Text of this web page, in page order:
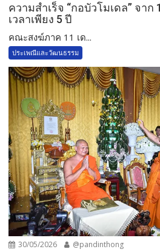
ความสำเร็จ “กอบัวโมเดล” จาก
เวลาเพียง 5 ปี
คณะสงฆ์ภาค 11 เด...
ประเพณีและวัฒนธรรม
30/05/2026 @pandinthong